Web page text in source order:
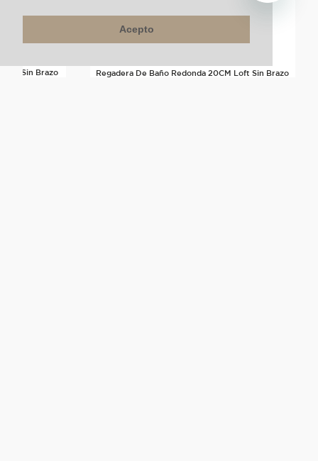
Acepto
Sin Brazo
Regadera De Baño Redonda 20CM Loft Sin Brazo